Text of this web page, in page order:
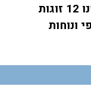
רגע לפני שהקיץ מתחיל באמת, אספנו 12 זוגות
ונוחות